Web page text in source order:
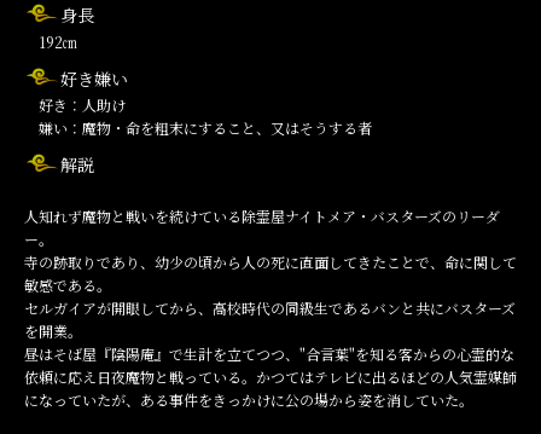
身長
192㎝
好き嫌い
好き：人助け
嫌い：魔物・命を粗末にすること、又はそうする者
解説
人知れず魔物と戦いを続けている除霊屋ナイトメア・バスターズのリーダ
ー。
寺の跡取りであり、幼少の頃から人の死に直面してきたことで、命に関して
敏感である。
セルガイアが開眼してから、高校時代の同級生であるバンと共にバスターズ
を開業。
昼はそば屋『陰陽庵』で生計を立てつつ、"合言葉"を知る客からの心霊的な
依頼に応え日夜魔物と戦っている。かつてはテレビに出るほどの人気霊媒師
になっていたが、ある事件をきっかけに公の場から姿を消していた。